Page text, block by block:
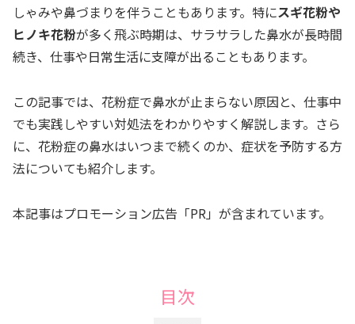
しゃみや鼻づまりを伴うこともあります。特にスギ花粉や
ヒノキ花粉が多く飛ぶ時期は、サラサラした鼻水が長時間
続き、仕事や日常生活に支障が出ることもあります。
この記事では、花粉症で鼻水が止まらない原因と、仕事中
でも実践しやすい対処法をわかりやすく解説します。さら
に、花粉症の鼻水はいつまで続くのか、症状を予防する方
法についても紹介します。
本記事はプロモーション広告「PR」が含まれています。
目次